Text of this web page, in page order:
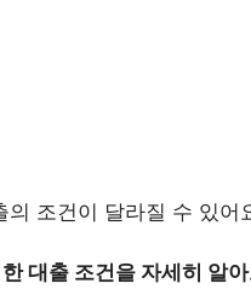
의 조건이 달라질 수 있어
대출 조건을 자세히 알